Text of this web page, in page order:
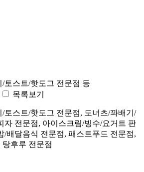
토스트/핫도그 전문점 등
목록보기
토스트/핫도그 전문점, 도너츠/꽈배기/
자 전문점, 아이스크림/빙수/요거트 판
/배달음식 전문점, 패스트푸드 전문점,
후루 전문점